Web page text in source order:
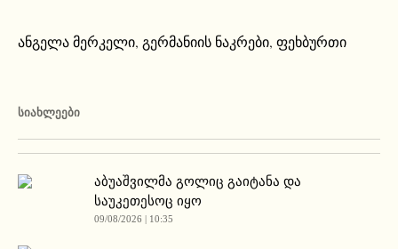
ანგელა მერკელი, გერმანიის ნაკრები, ფეხბურთი
ᲡᲘᲐᲮᲚᲔᲔᲑᲘ
აბუაშვილმა გოლიც გაიტანა და
საუკეთესოც იყო
09/08/2026 | 10:35